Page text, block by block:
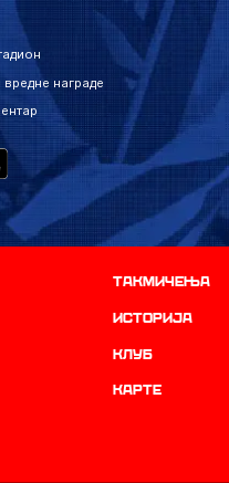
награде
Такмичења
историја
Клуб
Карте